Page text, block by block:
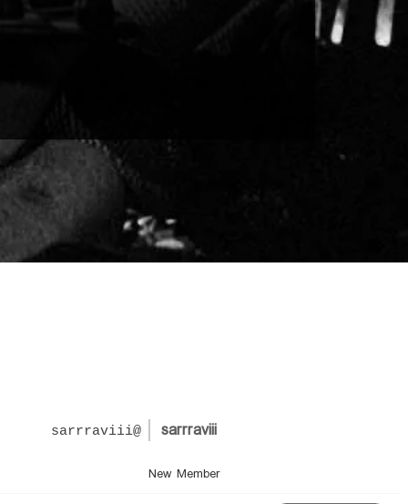
sarrraviii
@sarrraviii
New Member